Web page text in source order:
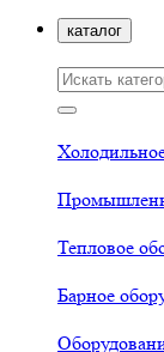
каталог
Тепловое
Барное